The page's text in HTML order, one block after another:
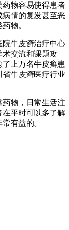
药物容易使得患者
病情的复发甚至恶
物。
院牛皮癣治疗中心
术交流和课题攻
上万名牛皮癣患
牛皮癣医疗行业
药物，日常生活注
在平时可以多了解
有益的。